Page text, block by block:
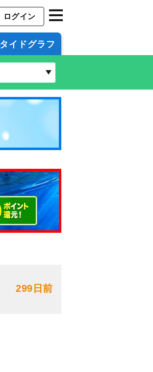
ログイン
イドグラフ
299日前